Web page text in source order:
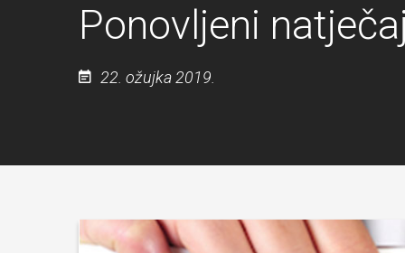
Ponovljeni natječaj
22. ožujka 2019.